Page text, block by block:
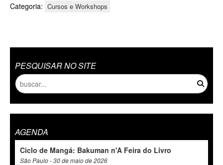
Categoria: Cursos e Workshops
PESQUISAR NO SITE
AGENDA
Ciclo de Mangá: Bakuman n'A Feira do Livro
São Paulo - 30 de maio de 2026